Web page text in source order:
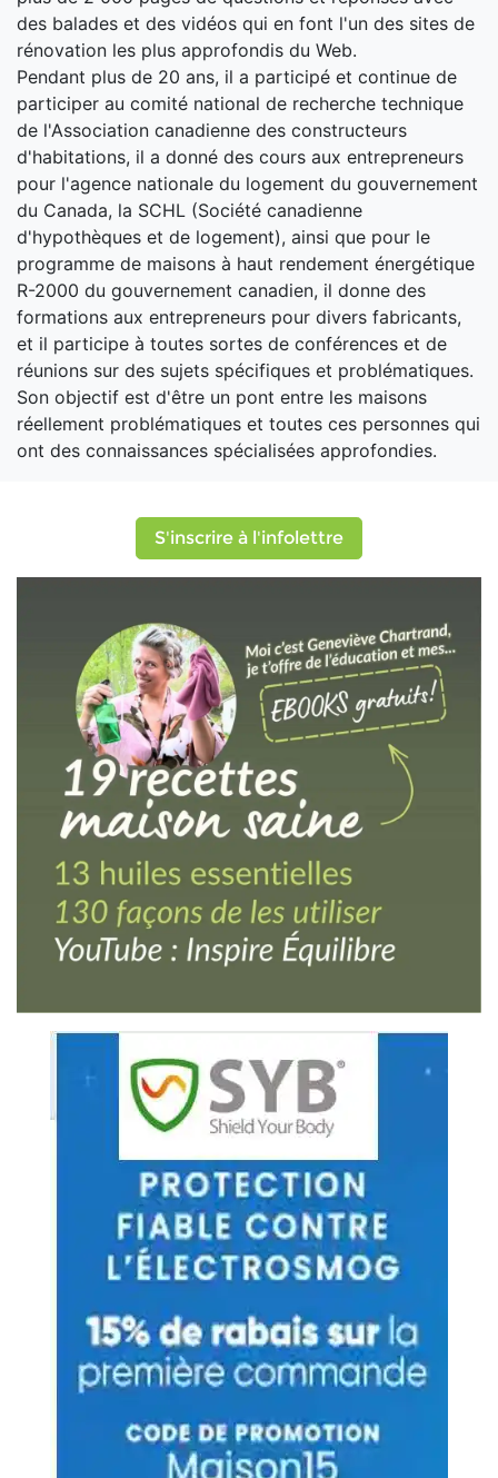
des balades et des vidéos qui en font l'un des sites de
rénovation les plus approfondis du Web.
Pendant plus de 20 ans, il a participé et continue de
participer au comité national de recherche technique
de l'Association canadienne des constructeurs
d'habitations, il a donné des cours aux entrepreneurs
pour l'agence nationale du logement du gouvernement
du Canada, la SCHL (Société canadienne
d'hypothèques et de logement), ainsi que pour le
programme de maisons à haut rendement énergétique
R-2000 du gouvernement canadien, il donne des
formations aux entrepreneurs pour divers fabricants,
et il participe à toutes sortes de conférences et de
réunions sur des sujets spécifiques et problématiques.
Son objectif est d'être un pont entre les maisons
réellement problématiques et toutes ces personnes qui
ont des connaissances spécialisées approfondies.
S'inscrire à l'infolettre